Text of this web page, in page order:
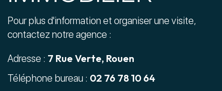
Pour plus d'information et organiser une visite,
contactez notre agence :
Adresse : 7 Rue Verte, Rouen
Téléphone bureau : 02 76 78 10 64